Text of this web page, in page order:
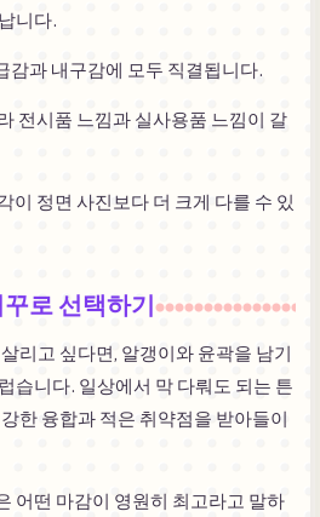
니다.
감과 내구감에 모두 직결됩니다.
전시품 느낌과 실사용품 느낌이 갈
이 정면 사진보다 더 크게 다를 수 있
로 선택하기
리고 싶다면, 알갱이와 윤곽을 남기
습니다. 일상에서 막 다뤄도 되는 튼
한 융합과 적은 취약점을 받아들이
어떤 마감이 영원히 최고라고 말하